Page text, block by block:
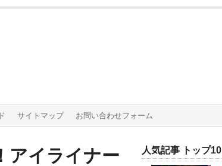
サイトマップ お問い合わせフォーム
アイライナー
人気記事 トップ10